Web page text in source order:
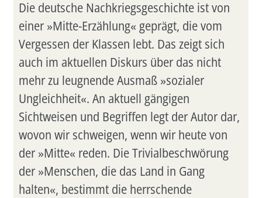
Die deutsche Nachkriegsgeschichte ist von
einer »Mitte-Erzählung« geprägt, die vom
Vergessen der Klassen lebt. Das zeigt sich
auch im aktuellen Diskurs über das nicht
mehr zu leugnende Ausmaß »sozialer
Ungleichheit«. An aktuell gängigen
Sichtweisen und Begriffen legt der Autor dar,
wovon wir schweigen, wenn wir heute von
der »Mitte« reden. Die Trivialbeschwörung
der »Menschen, die das Land in Gang
halten«, bestimmt die herrschende